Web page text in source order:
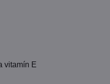
vitamín E